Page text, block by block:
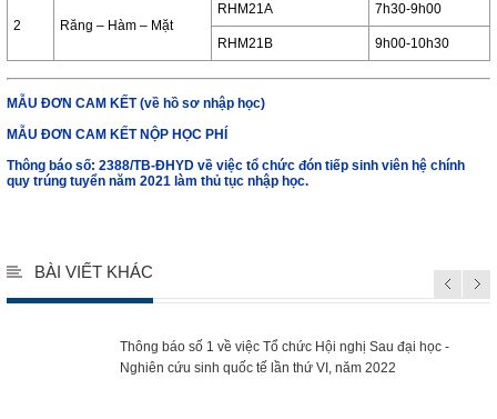
2 Răng – Hàm – Mặt
RHM21A 7h30-9h00
RHM21B 9h00-10h30
MẪU ĐƠN CAM KẾT (về hồ sơ nhập học)
MẪU ĐƠN CAM KẾT NỘP HỌC PHÍ
Thông báo số: 2388/TB-ĐHYD về việc tổ chức đón tiếp sinh viên hệ chính
quy trúng tuyển năm 2021 làm thủ tục nhập học.
BÀI VIẾT KHÁC
Thông báo số 1 về việc Tổ chức Hội nghị Sau đại học -
Nghiên cứu sinh quốc tế lần thứ VI, năm 2022